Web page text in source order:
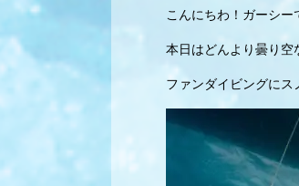
こんにちわ！ガーシー
本日はどんより曇り空
ファンダイビングにス